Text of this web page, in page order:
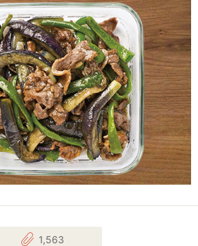
1,563